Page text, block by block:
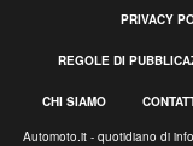
PRIVACY
REGOLE DI
CHI SIAMO
Automoto.it - quotidiano di